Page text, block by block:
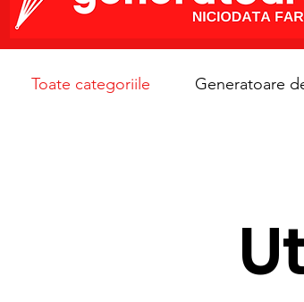
Toate categoriile Generatoare